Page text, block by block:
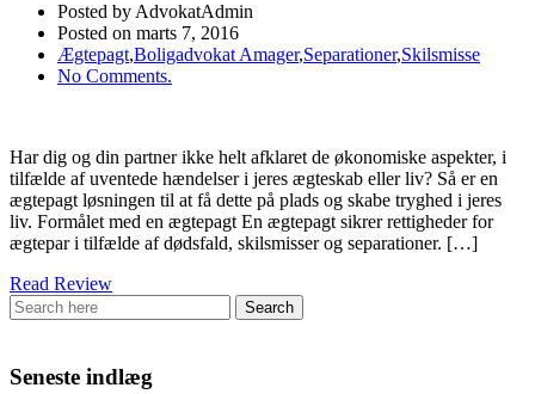
Posted by AdvokatAdmin
Posted on marts 7, 2016
Ægtepagt,Boligadvokat Amager,Separationer,Skilsmisse
No Comments.
Har dig og din partner ikke helt afklaret de økonomiske aspekter, i
tilfælde af uventede hændelser i jeres ægteskab eller liv? Så er en
ægtepagt løsningen til at få dette på plads og skabe tryghed i jeres
liv. Formålet med en ægtepagt En ægtepagt sikrer rettigheder for
ægtepar i tilfælde af dødsfald, skilsmisser og separationer. […]
Read Review
Seneste indlæg